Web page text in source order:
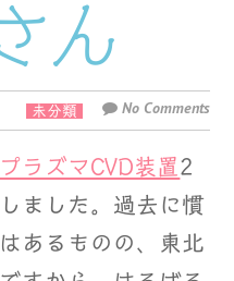
ん
未分類 No Comments
ラズマCVD装置 2
しました。過去に慣
あるものの、東北